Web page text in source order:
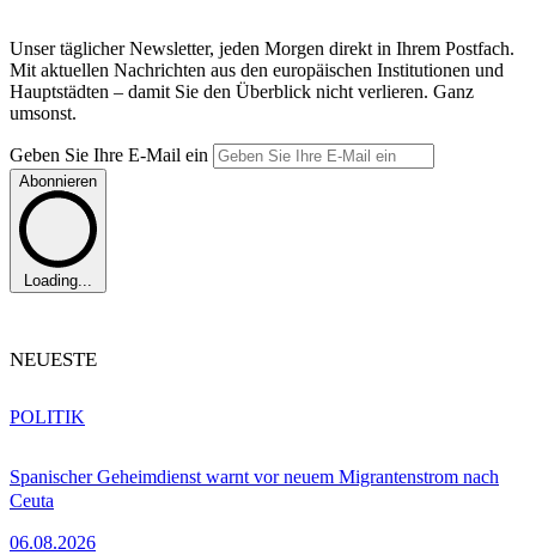
Unser täglicher Newsletter, jeden Morgen direkt in Ihrem Postfach.
Mit aktuellen Nachrichten aus den europäischen Institutionen und
Hauptstädten – damit Sie den Überblick nicht verlieren. Ganz
umsonst.
Geben Sie Ihre E-Mail ein
Abonnieren
Loading...
NEUESTE
Spanischer Geheimdienst warnt vor neuem Migrantenstrom nach
Ceuta
06.08.2026
POLITIK